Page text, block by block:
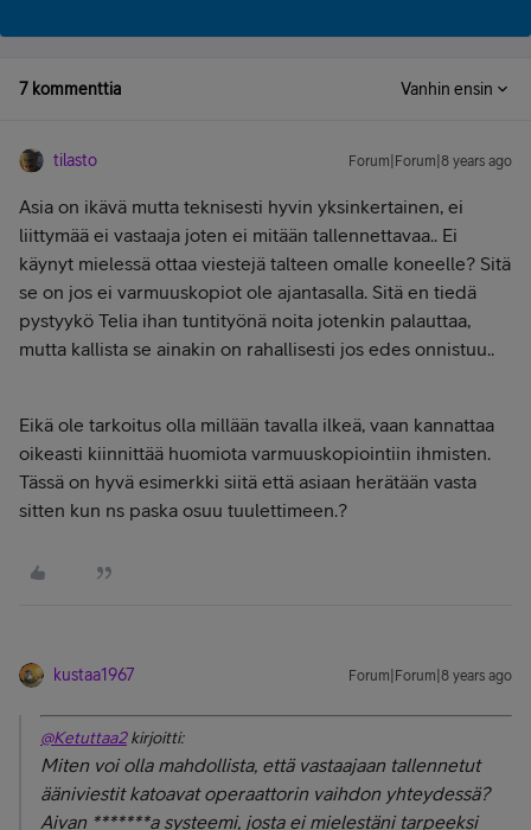
7 kommenttia Vanhin ensin
tilasto Forum|Forum|8 years ago
Asia on ikävä mutta teknisesti hyvin yksinkertainen, ei
liittymää ei vastaaja joten ei mitään tallennettavaa.. Ei
käynyt mielessä ottaa viestejä talteen omalle koneelle? Sitä
se on jos ei varmuuskopiot ole ajantasalla. Sitä en tiedä
pystyykö Telia ihan tuntityönä noita jotenkin palauttaa,
mutta kallista se ainakin on rahallisesti jos edes onnistuu..
Eikä ole tarkoitus olla millään tavalla ilkeä, vaan kannattaa
oikeasti kiinnittää huomiota varmuuskopiointiin ihmisten.
Tässä on hyvä esimerkki siitä että asiaan herätään vasta
sitten kun ns paska osuu tuulettimeen.?
kustaa1967 Forum|Forum|8 years ago
@Ketuttaa2kirjoitti:
Miten voi olla mahdollista, että vastaajaan tallennetut
ääniviestit katoavat operaattorin vaihdon yhteydessä?
Aivan *******a systeemi, josta ei mielestäni tarpeeksi